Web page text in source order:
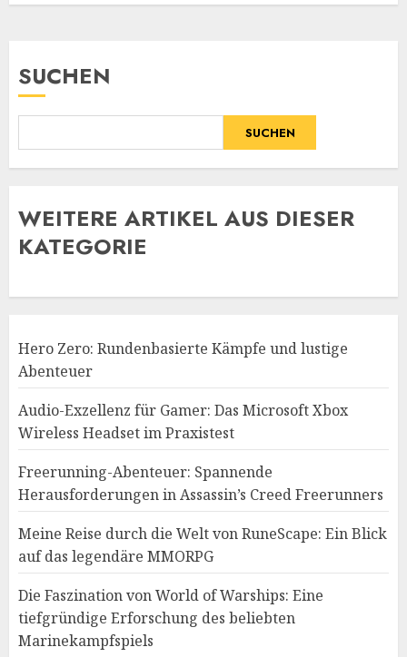
SUCHEN
SUCHEN
WEITERE ARTIKEL AUS DIESER
KATEGORIE
Hero Zero: Rundenbasierte Kämpfe und lustige
Abenteuer
Audio-Exzellenz für Gamer: Das Microsoft Xbox
Wireless Headset im Praxistest
Freerunning-Abenteuer: Spannende
Herausforderungen in Assassin’s Creed Freerunners
Meine Reise durch die Welt von RuneScape: Ein Blick
auf das legendäre MMORPG
Die Faszination von World of Warships: Eine
tiefgründige Erforschung des beliebten
Marinekampfspiels